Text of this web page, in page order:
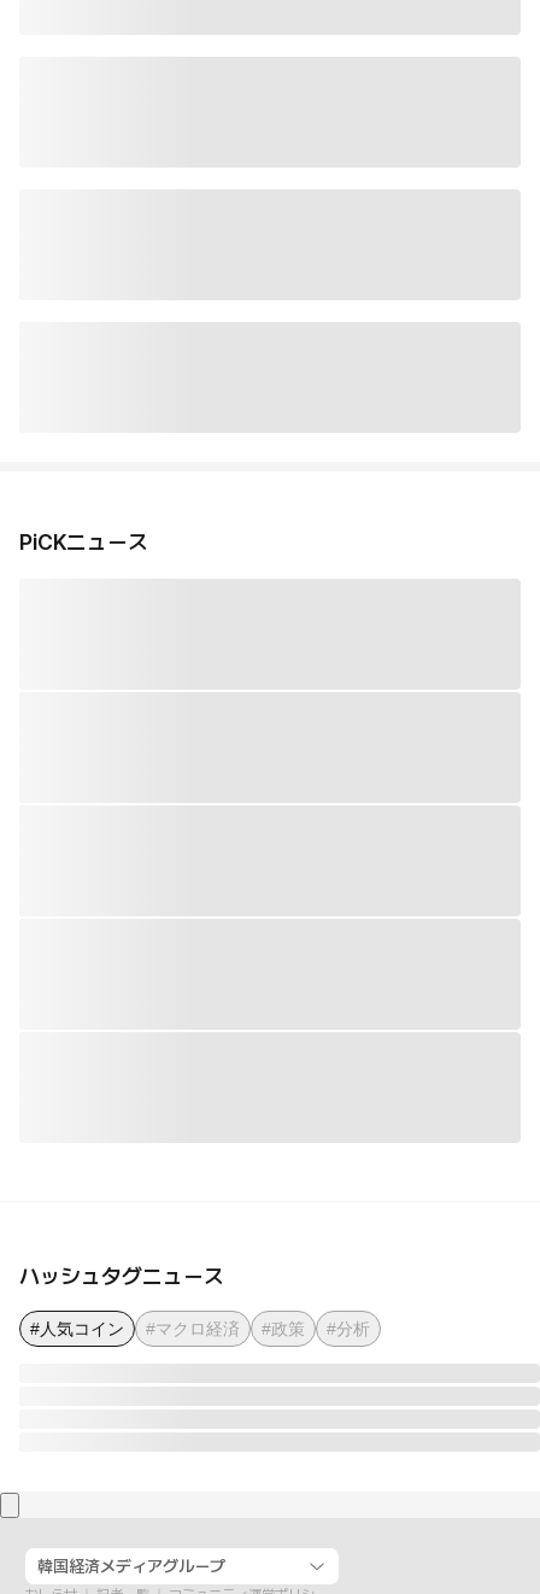
PiCKニュース
ハッシュタグニュース
#人気コイン #マクロ経済 #政策 #分析
韓国経済メディアグループ